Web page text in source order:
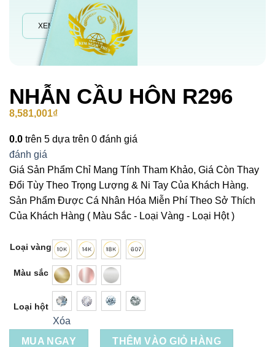
XEM CHI TIẾT
NHẪN CẦU HÔN R296
8,581,001₫
0.0 trên 5 dựa trên 0 đánh giá
đánh giá
Giá Sản Phẩm Chỉ Mang Tính Tham Khảo, Giá Còn Thay
Đổi Tùy Theo Trọng Lượng & Ni Tay Của Khách Hàng.
Sản Phẩm Được Cá Nhân Hóa Miễn Phí Theo Sở Thích
Của Khách Hàng ( Màu Sắc - Loại Vàng - Loại Hột )
Loại vàng
Màu sắc
Loại hột
Xóa
MUA NGAY
THÊM VÀO GIỎ HÀNG